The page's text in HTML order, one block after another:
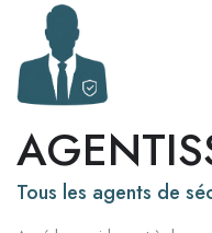
Tous les agents de